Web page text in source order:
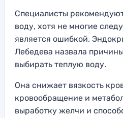
Специалисты
воду, хотя не многие
является ошибкой.
Лебедева назвала
выбирать теплую воду.
Она снижает вязкость
кровообращение и
выработку желчи и